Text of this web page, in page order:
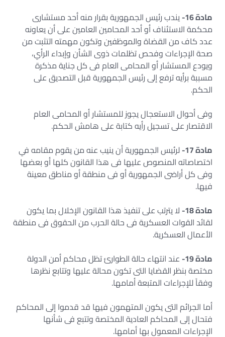
مادة 16-
يندب رئيس الجمهورية بقرار منه أحد مستشارى
محكمة الاستئناف أو أحد المحامين العامين على أن يعاونه
عدد كاف من القضاة والموظفين وتكون مهمته التثبت من
صحة الإجراءات وفحص تظلمات ذوى الشأن وإبداء الرأي،
ويودع المستشار أو المحامى العام فى كل جناية مذكرة
مسببة برأيه ترفع إلى رئيس الجمهورية قبل التصديق على
الحكم.
وفى أحوال الاستعجال يجوز للمستشار أو المحامى العام
الاقتصار على تسجيل رأيه كتابة على هامش الحكم.
مادة 17-
لرئيس الجمهورية أن ينيب عنه من يقوم مقامه في
اختصاصاته المنصوص عليها فى هذا القانون كلها أو بعضها
وفى كل أراضى الجمهورية أو فى منطقة أو مناطق معينة
فيها.
مادة 18-
لا يترتب على تنفيذ هذا القانون الإخلال بما يكون
لقائد القوات العسكرية فى حالة الحرب من الحقوق فى منطقة
الأعمال العسكرية.
مادة 19-
عند انتهاء حالة الطوارئ تظل محاكم أمن الدولة
مختصة بنظر القضايا التى تكون محالة عليها وتتابع نظرها
وفقاً للإجراءات المتبعة أمامها.
أما الجرائم التى يكون المتهمون فيها قد قدموا إلى المحاكم
فتحال إلى المحاكم العادية المختصة وتتبع فى شأنها
الإجراءات المعمول بها أمامها.